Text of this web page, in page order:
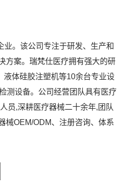
业。该公司专注于研发、生产和
方案。瑞梵仕医疗拥有强大的研
液体硅胶注塑机等10余台专业设
测设备。公司经营团队具有医疗
员,深耕医疗器械二十余年,团队
械OEM/ODM、注册咨询、体系